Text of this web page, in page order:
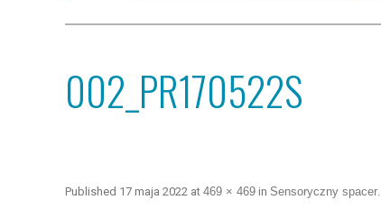
002_PR170522S
Published 17 maja 2022 at 469 × 469 in Sensoryczny spacer.